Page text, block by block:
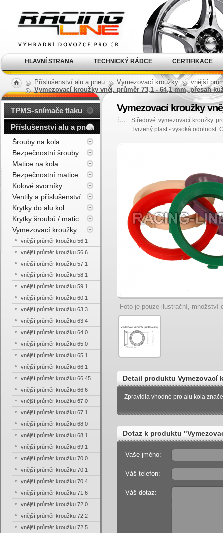
Příslušenství alu a pneu Vymezovací kroužky
vnější
Vymezovací kroužky vněj. průměr 73,1 - 64,1 mm, přesah
Vymezovací kroužky
Středové vymezovací kroužky
Tvrzený plast - vysoká odolnost.
Foto je pouze ilustrační, množství
Detail produktu Vymezovací
2mm
Zpravidla vhodné pro alu kola
Dotaz k produktu
Vaše jméno:
Váš telefon:
Váš dotaz:
TPMS-snímače tlaku
Příslušenství alu a pneu
Šrouby na kola
Bezpečnostní šrouby
Matice na kola
Bezpečnostní matice
Kolové svorníky
Ventily a příslušenství
Krytky do alu kol
Krytky šroubů / matic
Vymezovací kroužky
vnější průměr kroužku 56.1
vnější průměr kroužku 56.6
vnější průměr kroužku 57.1
vnější průměr kroužku 58.1
vnější průměr kroužku 59.1
vnější průměr kroužku 60.1
vnější průměr kroužku 63.3
vnější průměr kroužku 63.4
vnější průměr kroužku 64.0
vnější průměr kroužku 65.0
vnější průměr kroužku 65.1
vnější průměr kroužku 66.1
vnější průměr kroužku 66.45
vnější průměr kroužku 66.6
vnější průměr kroužku 67.0
vnější průměr kroužku 67.1
vnější průměr kroužku 68.0
vnější průměr kroužku 68.1
vnější průměr kroužku 69.1
vnější průměr kroužku 70.0
vnější průměr kroužku 70.1
vnější průměr kroužku 70.4
vnější průměr kroužku 71.6
vnější průměr kroužku 72.0
vnější průměr kroužku 72.2
vnější průměr kroužku 72.5
kola Racing Line
HLAVNÍ STRANA TECHNICKÝ RÁDCE CERTIFIKACE